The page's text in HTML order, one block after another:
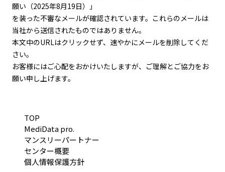
願い（2025年8月19日）」
を装った不審なメールが確認されています。これらのメールは
当社から送信されたものではありません。
本文中のURLはクリックせず、速やかにメールを削除してくだ
さい。
お客様にはご心配をおかけいたしますが、ご理解とご協力をお
願い申し上げます。
TOP
MediData pro.
マンスリーパートナー
センター概要
個人情報保護方針